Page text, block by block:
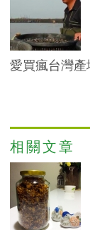
愛買瘋台灣
相關文章